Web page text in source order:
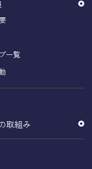
partner-sites?
せ窓口
一覧
取組み